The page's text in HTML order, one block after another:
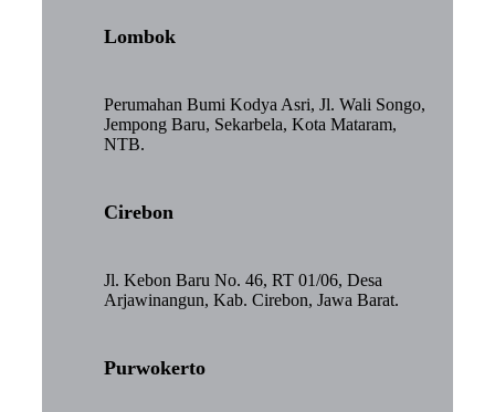
Lombok
Perumahan Bumi Kodya Asri, Jl. Wali Songo,
Jempong Baru, Sekarbela, Kota Mataram,
NTB.
Cirebon
Jl. Kebon Baru No. 46, RT 01/06, Desa
Arjawinangun, Kab. Cirebon, Jawa Barat.
Purwokerto